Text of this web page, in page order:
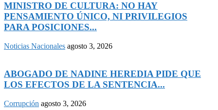
MINISTRO DE CULTURA: NO HAY
PENSAMIENTO ÚNICO, NI PRIVILEGIOS
PARA POSICIONES...
Noticias Nacionales agosto 3, 2026
ABOGADO DE NADINE HEREDIA PIDE QUE
LOS EFECTOS DE LA SENTENCIA...
Corrupción agosto 3, 2026